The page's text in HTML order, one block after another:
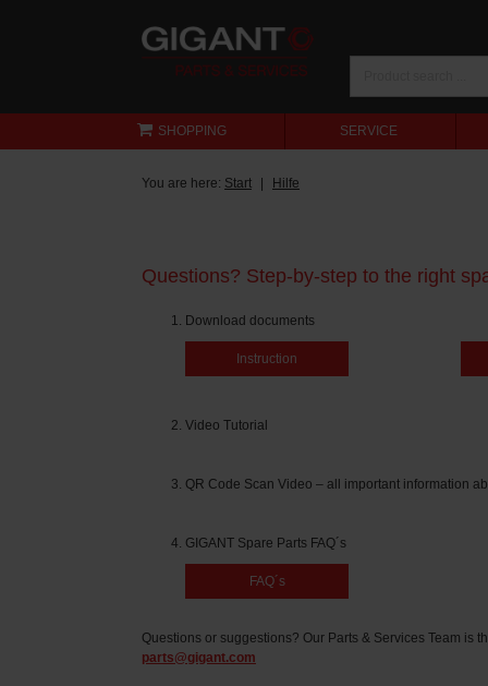
SHOPPING SERVICE
You are here: Start Hilfe
Questions? Step-by-step to the right
Download documents
Instruction
Video Tutorial
QR Code Scan Video – all important information
GIGANT Spare Parts FAQ´s
FAQ´s
Questions or suggestions? Our Parts & Services Team is
parts@gigant.com